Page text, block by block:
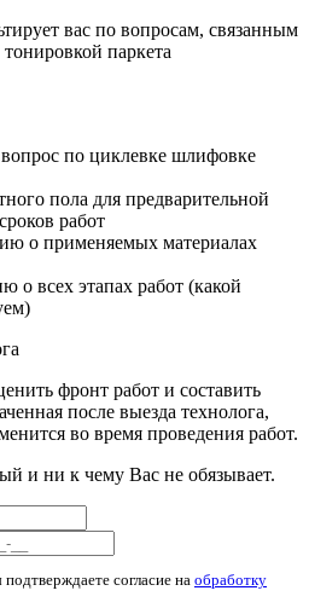
вас по вопросам, связанным
паркета
по циклевке шлифовке
пола для предварительной
работ
о применяемых материалах
о всех этапах работ (какой
фронт работ и составить
после выезда технолога,
во время проведения работ.
и ни к чему Вас не обязывает.
согласие на обработку